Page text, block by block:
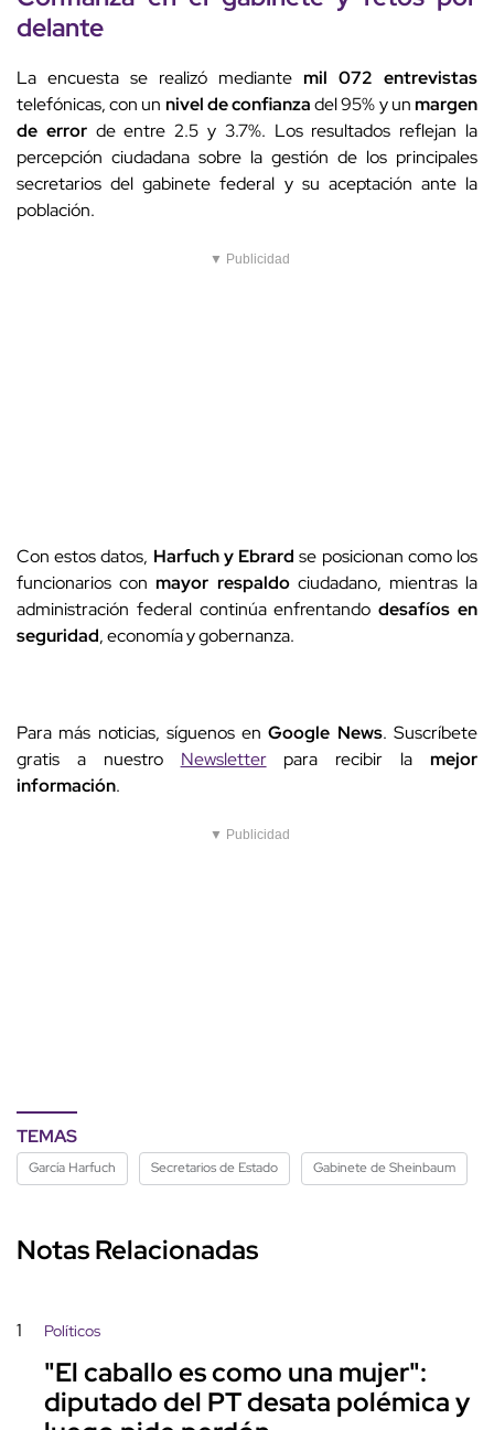
delante
La encuesta se realizó mediante mil 072 entrevistas
telefónicas, con un nivel de confianzadel 95% y unmargen
de errorde entre 2.5 y 3.7%. Los resultados reflejan la
percepción ciudadana sobre la gestión de los principales
secretarios del gabinete federal y su aceptación ante la
población.
▼ Publicidad
Con estos datos, Harfuch y Ebrard se posicionan como los
funcionarios conmayor respaldociudadano, mientras la
administración federal continúa enfrentandodesafíos en
seguridad, economía y gobernanza.
Para más noticias, síguenos enGoogle News. Suscríbete
gratis a nuestro Newsletterpara recibir lamejor
información.
▼ Publicidad
TEMAS
García Harfuch Secretarios de Estado Gabinete de Sheinbaum
Notas Relacionadas
1 Políticos
"El caballo es como una mujer":
diputado del PT desata polémica y